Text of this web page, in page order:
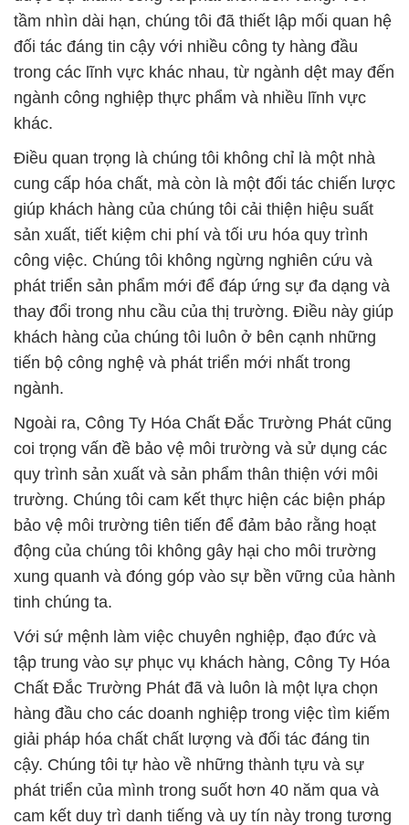
khác.
Điều quan trọng là chúng tôi không chỉ là một nhà
cung cấp hóa chất, mà còn là một đối tác chiến lược
giúp khách hàng của chúng tôi cải thiện hiệu suất
sản xuất, tiết kiệm chi phí và tối ưu hóa quy trình
công việc. Chúng tôi không ngừng nghiên cứu và
phát triển sản phẩm mới để đáp ứng sự đa dạng và
thay đổi trong nhu cầu của thị trường. Điều này giúp
khách hàng của chúng tôi luôn ở bên cạnh những
tiến bộ công nghệ và phát triển mới nhất trong
ngành.
Ngoài ra, Công Ty Hóa Chất Đắc Trường Phát cũng
coi trọng vấn đề bảo vệ môi trường và sử dụng các
quy trình sản xuất và sản phẩm thân thiện với môi
trường. Chúng tôi cam kết thực hiện các biện pháp
bảo vệ môi trường tiên tiến để đảm bảo rằng hoạt
động của chúng tôi không gây hại cho môi trường
xung quanh và đóng góp vào sự bền vững của hành
tinh chúng ta.
Với sứ mệnh làm việc chuyên nghiệp, đạo đức và
tập trung vào sự phục vụ khách hàng, Công Ty Hóa
Chất Đắc Trường Phát đã và luôn là một lựa chọn
hàng đầu cho các doanh nghiệp trong việc tìm kiếm
giải pháp hóa chất chất lượng và đối tác đáng tin
cậy. Chúng tôi tự hào về những thành tựu và sự
phát triển của mình trong suốt hơn 40 năm qua và
cam kết duy trì danh tiếng và uy tín này trong tương
lai.
# Đơn vị phân phối Þ cung ứng C6H14N2O2 Bột >
Lysine Dạng Bột Sewon Feed Grade Hàn Quốc
Korea